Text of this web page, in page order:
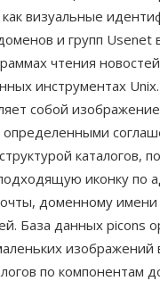
визуальные
и групп Usenet
чтения
инструментах
собой
определенными
каталогов,
иконку по
доменному
База данных picons
изображений
по компонентам